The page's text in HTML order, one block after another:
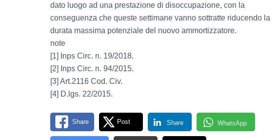
dato luogo ad una prestazione di disoccupazione, con la
conseguenza che queste settimane vanno sottratte riducendo la
durata massima potenziale del nuovo ammortizzatore.
note
[1] Inps Circ. n. 19/2018.
[2] Inps Circ. n. 94/2015.
[3] Art.2116 Cod. Civ.
[4] D.lgs. 22/2015.
Share Post Share WhatsApp